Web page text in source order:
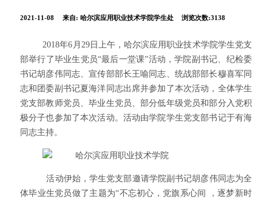
2021-11-08 来自: 哈尔滨应用职业技术学院学生处 浏览次数:3138
2018年6月29日上午，哈尔滨应用职业技术学院学生党支
部举行了毕业生党员“最后一堂课”活动，学院 副书记、纪检委
书记胡彦伟同志、宣传部部长王喻同志、 统战部部长穆喜军同
志和团委副书记夏海洋同志出席并参加了本次活动，全体学生
党支部教师党员、毕业生党员、部分低年级党员和部分入党积
极分子也参加了本次活动。活动由学院学生党支部书记于有海
同志主持。
活动伊始，学生党支部邀请学院副书记胡彦伟同志为全
体毕业生党员做了主题为“不忘初心，党旗系心间 ，逐梦新时